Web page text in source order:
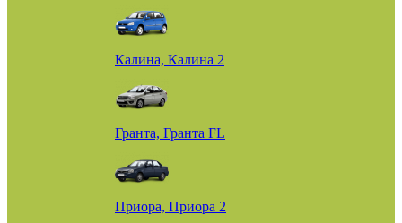
Калина, Калина 2
Гранта, Гранта FL
Приора, Приора 2